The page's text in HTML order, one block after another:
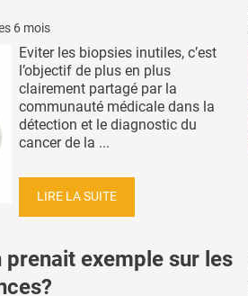
6 mois
Eviter les biopsies inutiles, c’est
l’objectif de plus en plus
clairement partagé par la
communauté médicale dans la
détection et le diagnostic du
cancer de la ...
LIRE LA SUITE
prenait exemple sur les